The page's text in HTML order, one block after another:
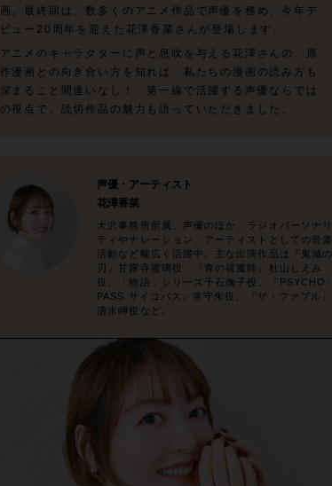
画。最終回は、数多くのアニメ作品で声優を務め、今年デ
ビュー20周年を迎えた花澤香菜さんが登場します。
アニメのキャラクターに声と息吹を与える花澤さんの、原
作漫画との向き合い方を知れば、私たちの漫画の読み方も
深まること間違いなし！ 第一線で活躍する声優ならでは
の視点で、読切作品の魅力も語っていただきました。
声優・アーティスト
花澤香菜
大沢事務所所属。声優のほか、ラジオパーソナリ
ティやナレーション、アーティストとしての音楽
活動など幅広く活躍中。主な出演作品は『鬼減の
刃』甘露寺蜜璃役、『青の祓魔師』杜山しえみ
役、「物語」シリーズ千石撫子役、『PSYCHO-
PASS サイコパス』常守朱役、『ザ・ファブル』
清水岬役など。